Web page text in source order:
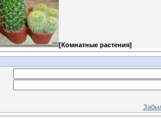
[Комнатные растения]